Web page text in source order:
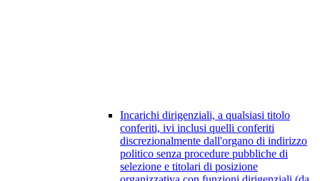
Incarichi dirigenziali, a qualsiasi titolo
conferiti, ivi inclusi quelli conferiti
discrezionalmente dall'organo di indirizzo
politico senza procedure pubbliche di
selezione e titolari di posizione